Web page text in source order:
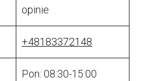
opinie
+48183372148
Pon: 08:30-15:00